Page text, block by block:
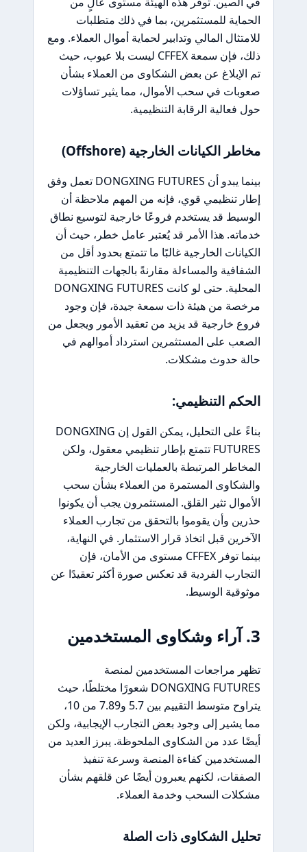
الحماية للمستثمرين، بما في ذلك متطلبات
للامتثال المالي وتدابير لحماية أموال العملاء. ومع
ذلك، فإن سمعة CFFEX ليست بلا عيوب، حيث
تم الإبلاغ عن بعض الشكاوى من العملاء بشأن
صعوبات في سحب الأموال، مما يثير تساؤلات
حول فعالية الرقابة التنظيمية.
مخاطر الكيانات الخارجية (Offshore)
بينما يبدو أن DONGXING FUTURES تعمل وفق
إطار تنظيمي قوي، فإنه من المهم ملاحظة أن
الوسيط قد يستخدم فروعًا خارجية لتوسيع نطاق
خدماته. هذا الأمر قد يُعتبر عامل خطر، حيث أن
الكيانات الخارجية غالبًا ما تتمتع بحدود أقل من
الشفافية والمساءلة مقارنةً بالجهات التنظيمية
المحلية. حتى لو كانت DONGXING FUTURES
مرخصة من هيئة ذات سمعة جيدة، فإن وجود
فروع خارجية قد يزيد من تعقيد الأمور ويجعل من
الصعب على المستثمرين استرداد أموالهم في
حالة حدوث مشكلات.
الحكم التنظيمي:
بناءً على التحليل، يمكن القول إن DONGXING
FUTURES تتمتع بإطار تنظيمي معقول، ولكن
المخاطر المرتبطة بالعمليات الخارجية
والشكاوى المستمرة من العملاء بشأن سحب
الأموال تثير القلق. المستثمرون يجب أن يكونوا
حذرين وأن يقوموا بالتحقق من تجارب العملاء
الآخرين قبل اتخاذ قرار الاستثمار. في النهاية،
بينما توفر CFFEX مستوى من الأمان، فإن
التجارب الفردية قد تعكس صورة أكثر تعقيدًا عن
موثوقية الوسيط.
3. آراء وشكاوى المستخدمين
تظهر مراجعات المستخدمين لمنصة
DONGXING FUTURES شعورًا مختلطًا، حيث
يتراوح متوسط التقييم بين 5.7 و7.89 من 10،
مما يشير إلى وجود بعض التجارب الإيجابية، ولكن
أيضًا عدد من الشكاوى الملحوظة. يبرز العديد من
المستخدمين كفاءة المنصة وسرعة تنفيذ
الصفقات، لكنهم يعبرون أيضًا عن قلقهم بشأن
مشكلات السحب وخدمة العملاء.
تحليل الشكاوى ذات الصلة